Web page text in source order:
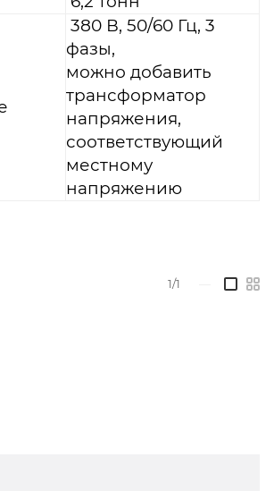
380 В, 50/60 Гц, 3
фазы,
можно добавить
трансформатор
напряжения,
соответствующий
местному
напряжению
1/1